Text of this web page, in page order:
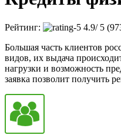
Рейтинг: 4.9/ 5
Большая часть клиентов
видов, их выдача
нагрузки и возможность
заявка позволит получить